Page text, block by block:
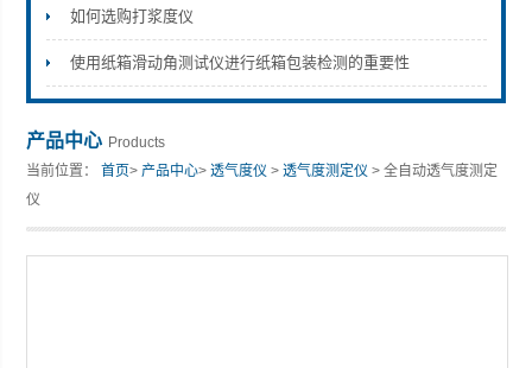
山东安尼麦特仪器有限公司
如何选购打浆度仪
使用纸箱滑动角测试仪进行纸箱包装检测的重要性
产品中心 Products
当前位置：首页>产品中心>透气度仪 >透气度测定仪 > 全自动透气度测定
仪